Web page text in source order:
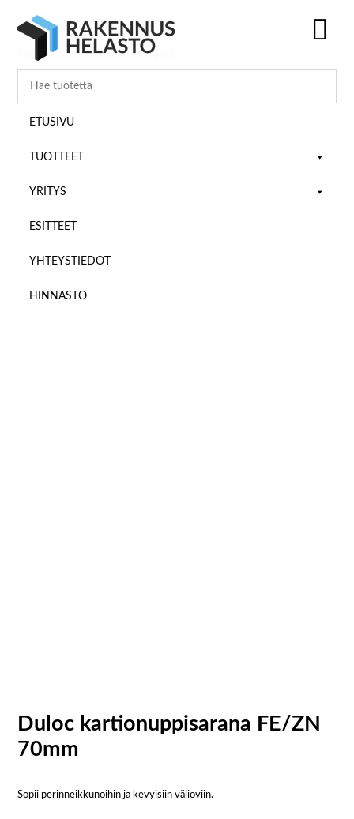
pääsisältöön
ensisijaiseen
alatunnisteeseen
ETUSIVU
TUOTTEET
YRITYS
ESITTEET
YHTEYSTIEDOT
HINNASTO
Duloc kartionuppisarana FE/ZN
70mm
Sopii perinneikkunoihin ja kevyisiin välioviin.